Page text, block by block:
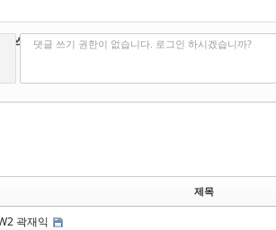
쓰기 댓글 쓰기 권한이 없습니다. 로그인 하시겠습니까?
제목
곽재익